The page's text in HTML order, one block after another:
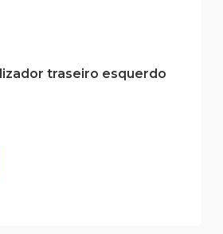
traseiro esquerdo